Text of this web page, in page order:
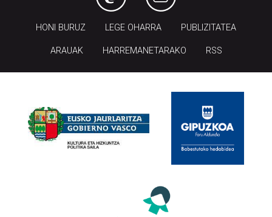
HONI BURUZ LEGE OHARRA PUBLIZITATEA
ARAUAK HARREMANETARAKO RSS